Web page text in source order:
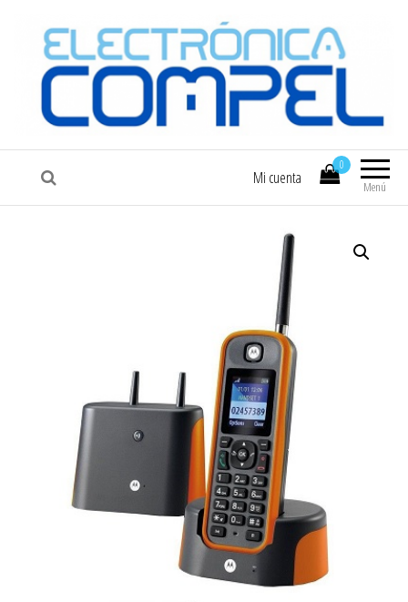
COMPEL Electrónica COMPEL
Menú
0
Mi cuenta